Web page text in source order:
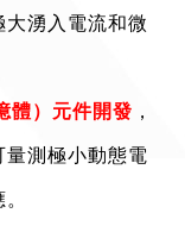
湧入電流和微
體）元件開發 ，
測極小動態電